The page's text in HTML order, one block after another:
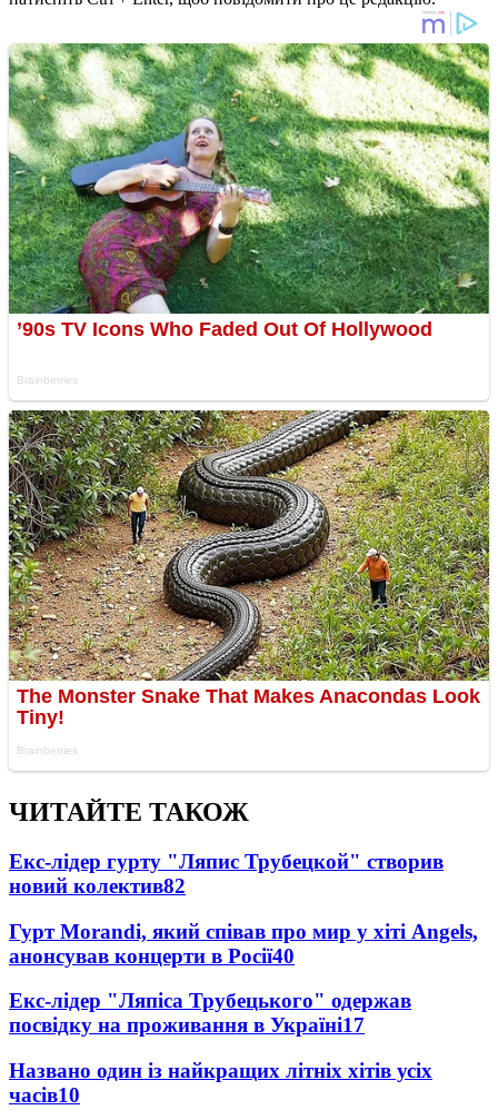
ЧИТАЙТЕ ТАКОЖ
Екс-лідер гурту "Ляпис Трубецкой" створив
новий колектив82
Гурт Morandi, який співав про мир у хіті Angels,
анонсував концерти в Росії40
Екс-лідер "Ляпіса Трубецького" одержав
посвідку на проживання в Україні17
Названо один із найкращих літніх хітів усіх
часів10